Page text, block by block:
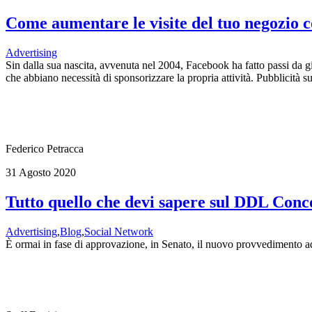
Come aumentare le visite del tuo negozio
Advertising
Sin dalla sua nascita, avvenuta nel 2004, Facebook ha fatto passi
che abbiano necessità di sponsorizzare la propria attività.
Federico Petracca
31 Agosto 2020
Tutto quello che devi sapere sul DDL
Advertising,Blog,Social Network
È ormai in fase di approvazione, in Senato, il nuovo provvedimento